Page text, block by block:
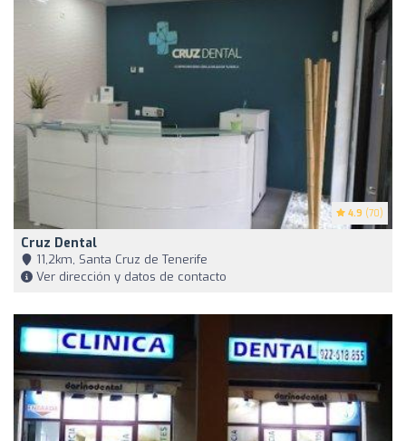
4.9 (70)
Cruz Dental
11,2km, Santa Cruz de Tenerife
Ver dirección y datos de contacto